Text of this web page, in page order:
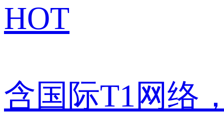
HOT
含国际T1网络